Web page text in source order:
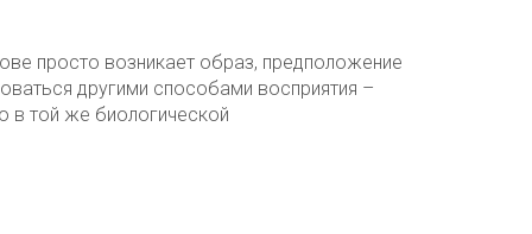
просто возникает образ, предположение
другими способами восприятия –
в той же биологической